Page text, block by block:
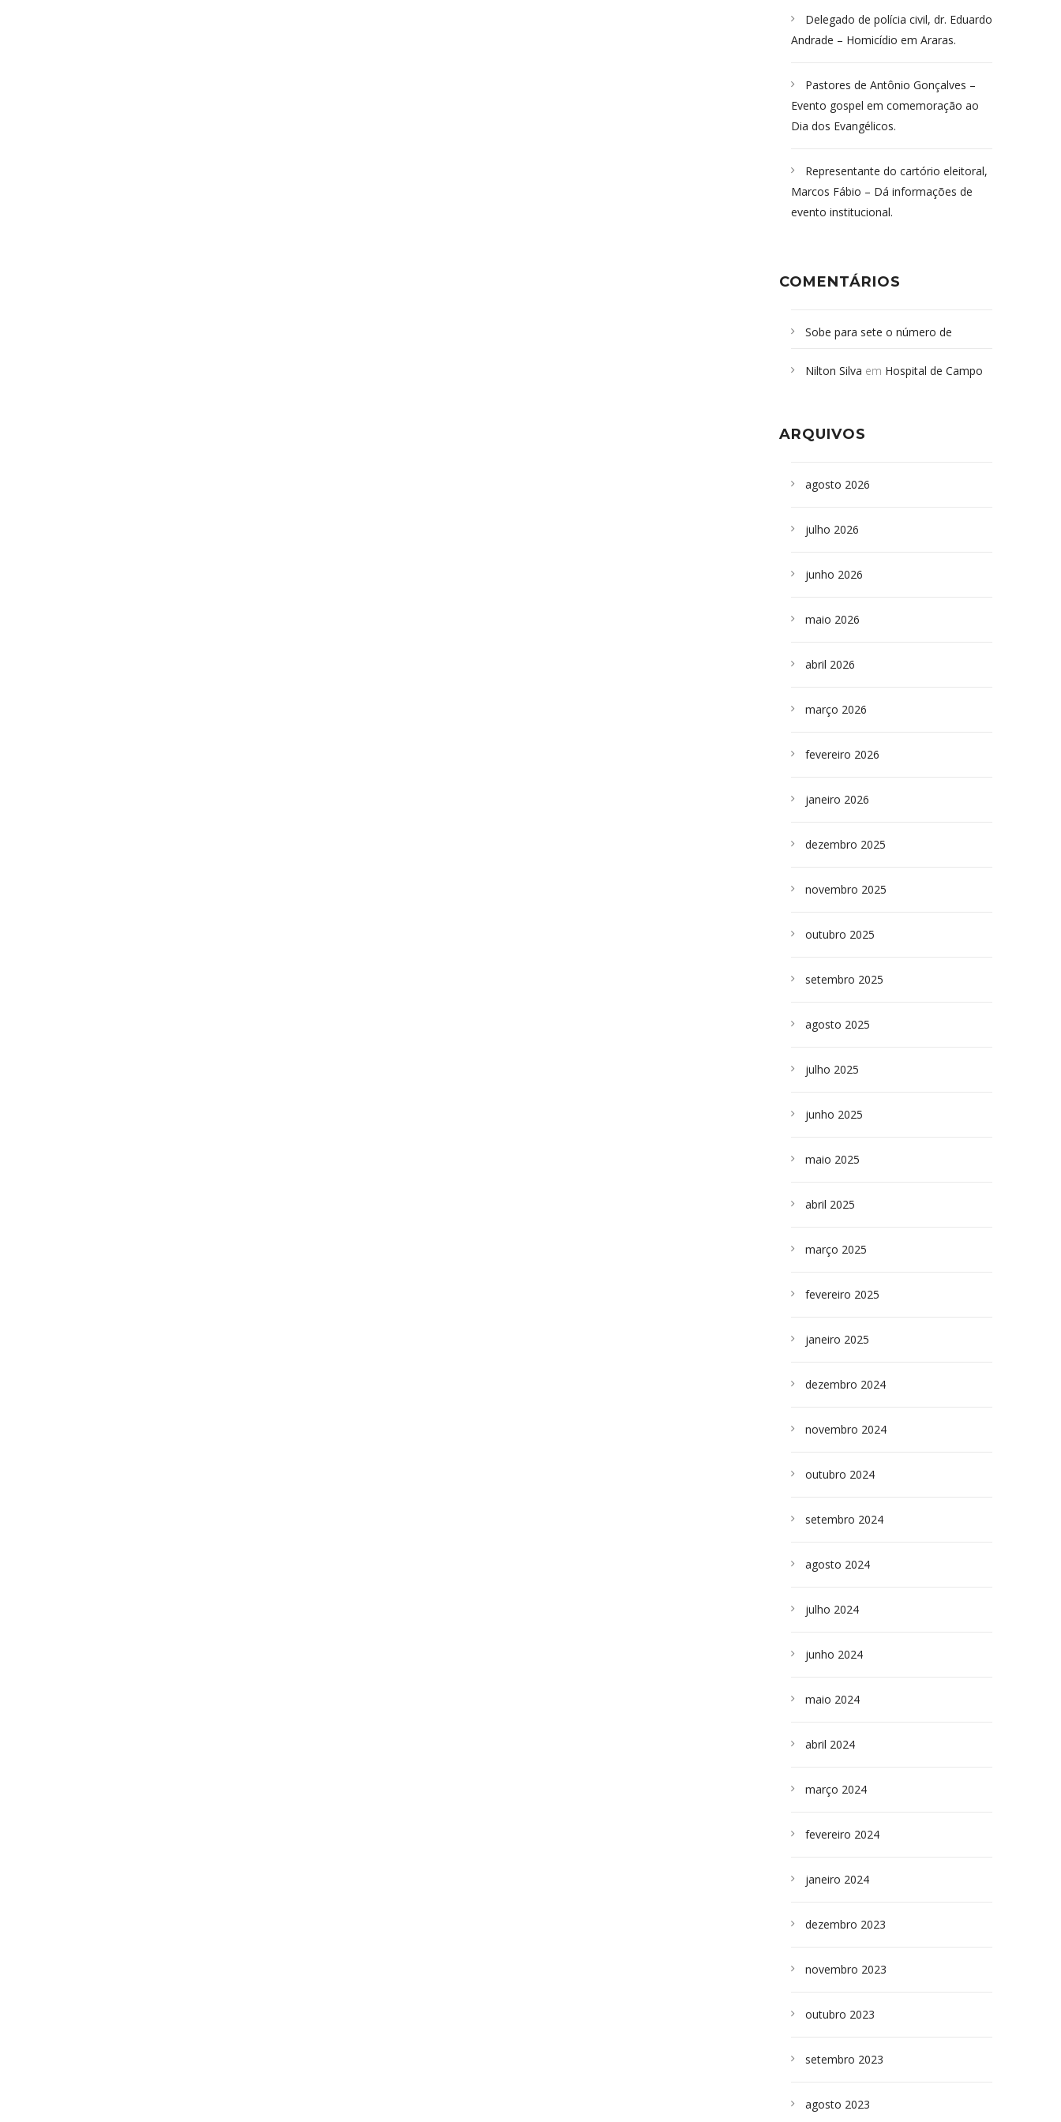
Delegado de polícia civil, dr. Eduardo
Andrade – Homicídio em Araras.
Pastores de Antônio Gonçalves –
Evento gospel em comemoração ao
Dia dos Evangélicos.
Representante do cartório eleitoral,
Marcos Fábio – Dá informações de
evento institucional.
COMENTÁRIOS
Sobe para sete o número de
desabamento em São Paulo - Revista
sepultados em SP
Nilton Silva em Hospital de Campo
ARQUIVOS
agosto 2026
julho 2026
junho 2026
maio 2026
abril 2026
março 2026
fevereiro 2026
janeiro 2026
dezembro 2025
novembro 2025
outubro 2025
setembro 2025
agosto 2025
julho 2025
junho 2025
maio 2025
abril 2025
março 2025
fevereiro 2025
janeiro 2025
dezembro 2024
novembro 2024
outubro 2024
setembro 2024
agosto 2024
julho 2024
junho 2024
maio 2024
abril 2024
março 2024
fevereiro 2024
janeiro 2024
dezembro 2023
novembro 2023
outubro 2023
setembro 2023
agosto 2023